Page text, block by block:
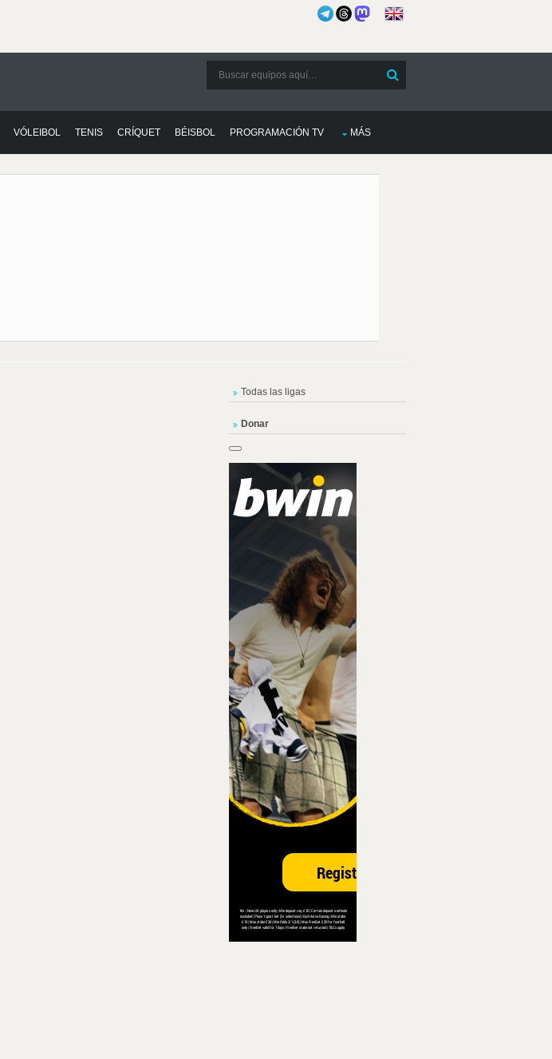
VÓLEIBOL TENIS CRÍQUET BÉISBOL PROGRAMACIÓN TV MÁS
Todas las ligas
Donar